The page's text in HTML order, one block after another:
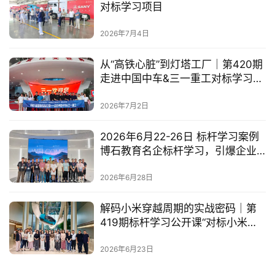
对标学习项目
2026年7月4日
从“高铁心脏”到灯塔工厂｜第420期
走进中国中车&三一重工对标学习公
2026年7月2日
2026年6月22-26日 标杆学习案例
博石教育名企标杆学习，引爆企业
2026年6月28日
解码小米穿越周期的实战密码｜第
419期标杆学习公开课“对标小米学
2026年6月23日